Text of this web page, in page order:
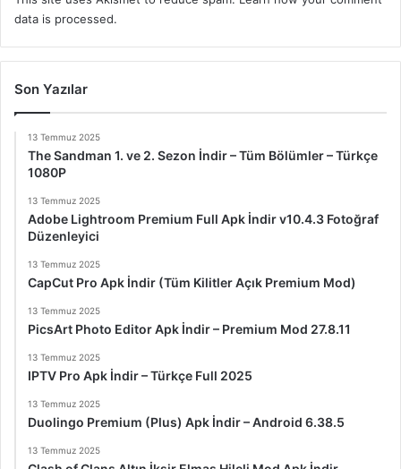
data is processed.
Son Yazılar
13 Temmuz 2025
The Sandman 1. ve 2. Sezon İndir – Tüm Bölümler – Türkçe
1080P
13 Temmuz 2025
Adobe Lightroom Premium Full Apk İndir v10.4.3 Fotoğraf
Düzenleyici
13 Temmuz 2025
CapCut Pro Apk İndir (Tüm Kilitler Açık Premium Mod)
13 Temmuz 2025
PicsArt Photo Editor Apk İndir – Premium Mod 27.8.11
13 Temmuz 2025
IPTV Pro Apk İndir – Türkçe Full 2025
13 Temmuz 2025
Duolingo Premium (Plus) Apk İndir – Android 6.38.5
13 Temmuz 2025